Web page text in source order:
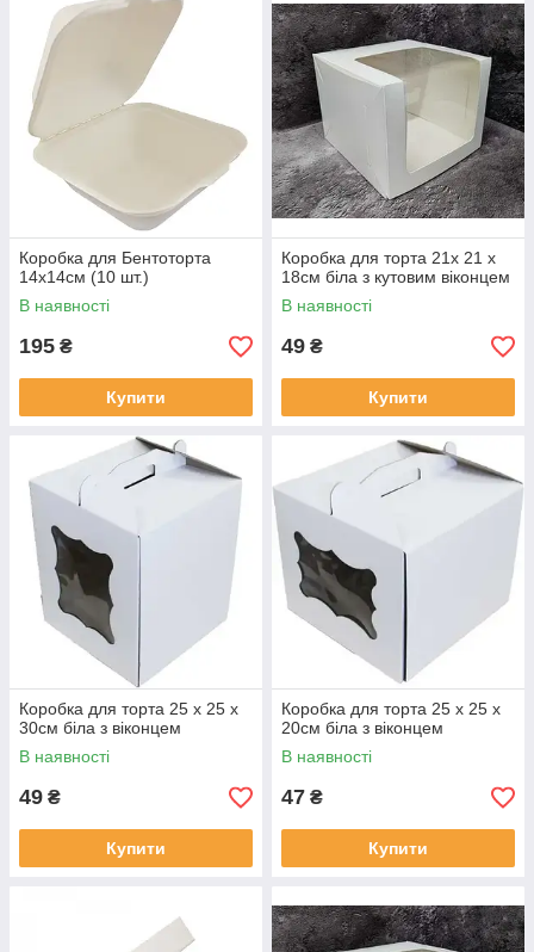
Коробка для Бентоторта
14х14см (10 шт.)
В наявності
195 ₴
Купити
Коробка для торта 21х 21 х
18см біла з кутовим віконцем
В наявності
49 ₴
Купити
Коробка для торта 25 х 25 х
30см біла з віконцем
В наявності
49 ₴
Купити
Коробка для торта 25 х 25 х
20см біла з віконцем
В наявності
47 ₴
Купити